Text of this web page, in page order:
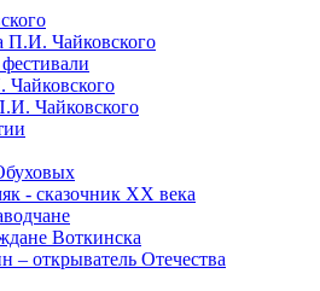
П.И. Чайковского
Чайковского
Чайковского
- сказочник XX века
Воткинска
открыватель Отечества